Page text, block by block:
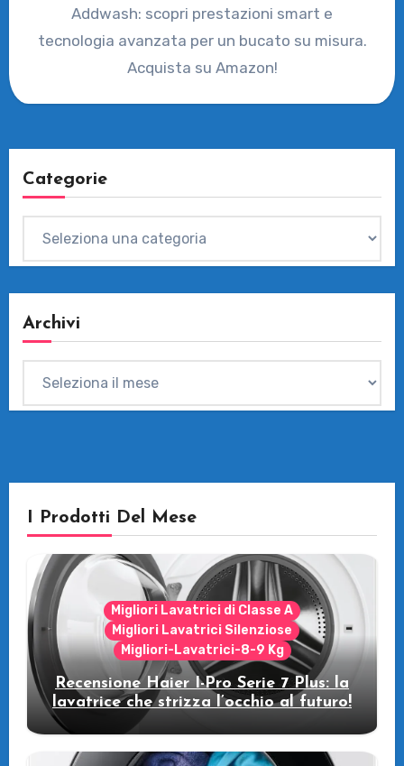
Addwash: scopri prestazioni smart e
tecnologia avanzata per un bucato su misura.
Acquista su Amazon!
Categorie
Archivi
I Prodotti Del Mese
Migliori Lavatrici di Classe A
Migliori Lavatrici Silenziose
Migliori-Lavatrici-8-9 Kg
Recensione Haier I-Pro Serie 7 Plus: la
lavatrice che strizza l’occhio al futuro!